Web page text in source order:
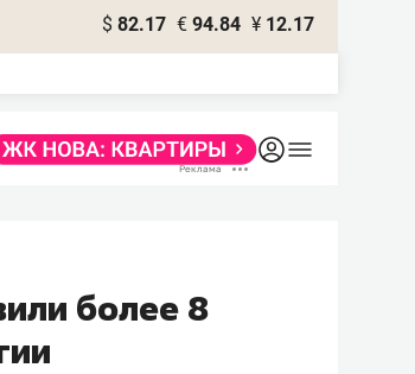
$ 82.17 € 94.84 ¥ 12.17
более 8